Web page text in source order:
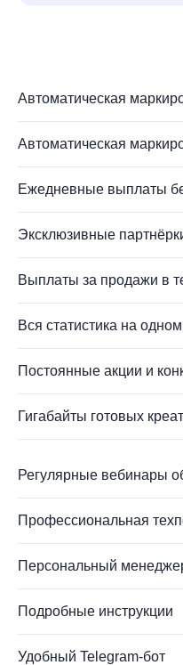
Автоматическая
Автоматическая
Ежедневные выплаты
Эксклюзивные
Выплаты за продажи в
Вся статистика на
Постоянные акции и
Гигабайты готовых
Регулярные вебинары
Профессиональная
Персональный
Подробные инструкции
Удобный Telegram-бот